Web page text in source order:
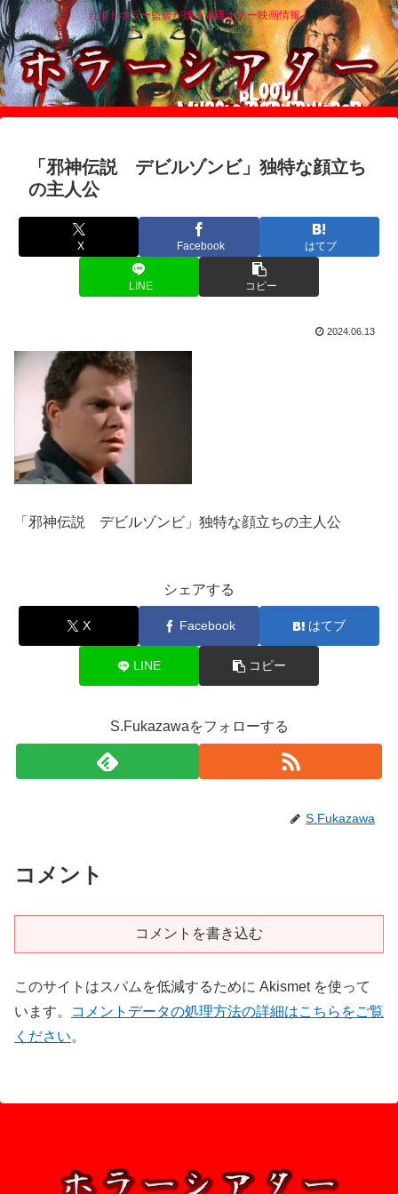
カルトホラー監督が贈る厳選ホラー映画情報！
「邪神伝説 デビルゾンビ」独特な顔立ち
の主人公
X Facebook はてブ
LINE コピー
2024.06.13
「邪神伝説 デビルゾンビ」独特な顔立ちの主人公
シェアする
X Facebook はてブ
LINE コピー
S.Fukazawaをフォローする
S.Fukazawa
コメント
コメントを書き込む
このサイトはスパムを低減するために Akismet を使って
います。
コメントデータの処理方法の詳細はこちらをご覧
ください。